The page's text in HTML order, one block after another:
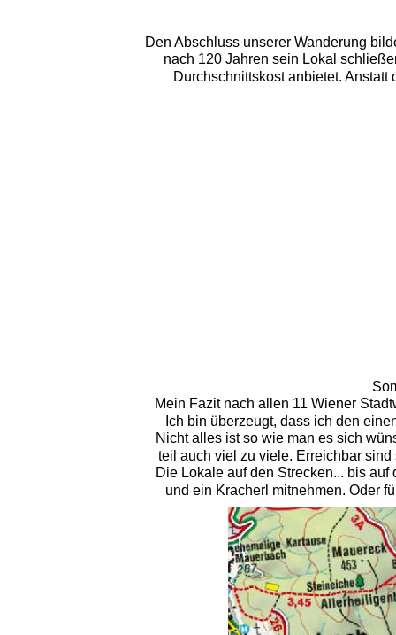
Mein Fazit nach allen 11 Wiener
Ich bin überzeugt, dass ich den
Nicht alles ist so wie man es sich
teil auch viel zu viele. Erreichbar
Die Lokale auf den Strecken... bis
und ein Kracherl mitnehmen. Oder
Den Abschluss unserer Wanderung
nach 120 Jahren sein Lokal
Durchschnittskost anbietet.